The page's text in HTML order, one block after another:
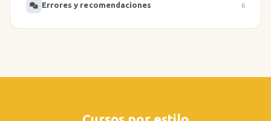
Errores y recomendaciones 6